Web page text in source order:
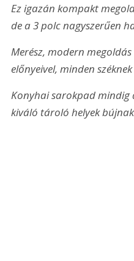
Ez igazán kompakt
de a 3 polc nagyszerűen
Merész, modern
előnyeivel, minden
Konyhai sarokpad
kiváló tároló helyek